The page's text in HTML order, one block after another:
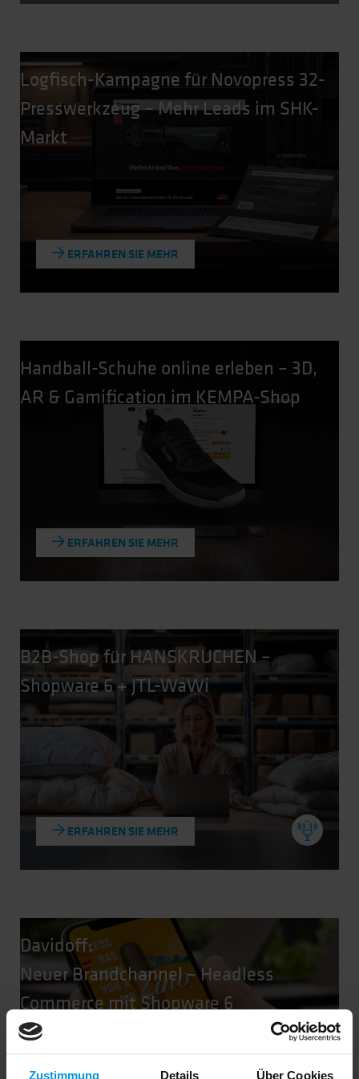
Zustimmung Details Über Cookies
Logfisch-Kampagne für Novopress 32-
Presswerkzeug – Mehr Leads im SHK-
Markt
ERFAHREN SIE MEHR
Handball-Schuhe online erleben – 3D,
AR & Gamification im KEMPA-Shop
ERFAHREN SIE MEHR
B2B-Shop für HANSKRUCHEN –
Shopware 6 + JTL-WaWi
ERFAHREN SIE MEHR
Davidoff:
Neuer Brandchannel – Headless
Commerce mit Shopware 6